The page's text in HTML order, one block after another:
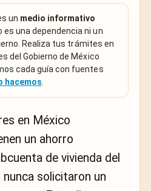
un medio informativo
es una dependencia ni un
Realiza tus trámites en
del Gobierno de México
cada guía con fuentes
hacemos
en México
un ahorro
de vivienda del
nunca solicitaron un